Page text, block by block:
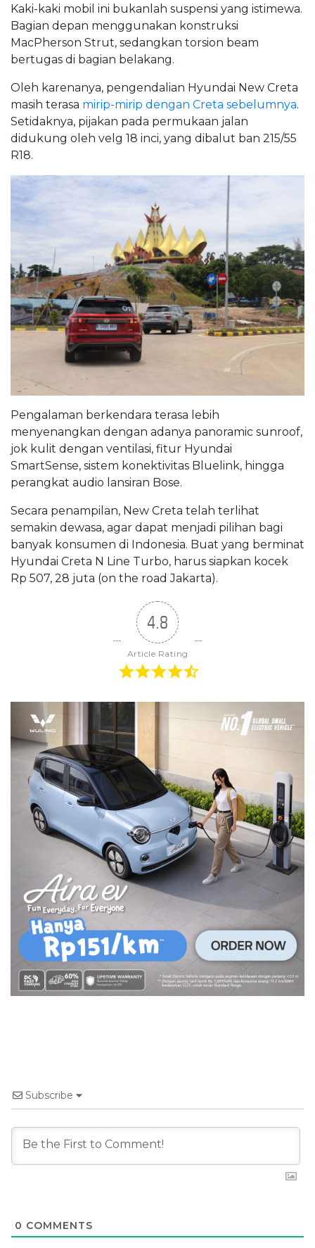
Kaki-kaki mobil ini bukanlah suspensi yang istimewa.
Bagian depan menggunakan konstruksi
MacPherson Strut, sedangkan torsion beam
bertugas di bagian belakang.
Oleh karenanya, pengendalian Hyundai New Creta
masih terasa mirip-mirip dengan Creta sebelumnya.
Setidaknya, pijakan pada permukaan jalan
didukung oleh velg 18 inci, yang dibalut ban 215/55
R18.
Pengalaman berkendara terasa lebih
menyenangkan dengan adanya panoramic sunroof,
jok kulit dengan ventilasi, fitur Hyundai
SmartSense, sistem konektivitas Bluelink, hingga
perangkat audio lansiran Bose.
Secara penampilan, New Creta telah terlihat
semakin dewasa, agar dapat menjadi pilihan bagi
banyak konsumen di Indonesia. Buat yang berminat
Hyundai Creta N Line Turbo, harus siapkan kocek
Rp 507, 28 juta (on the road Jakarta).
4.8
Article Rating
Subscribe
0 COMMENTS